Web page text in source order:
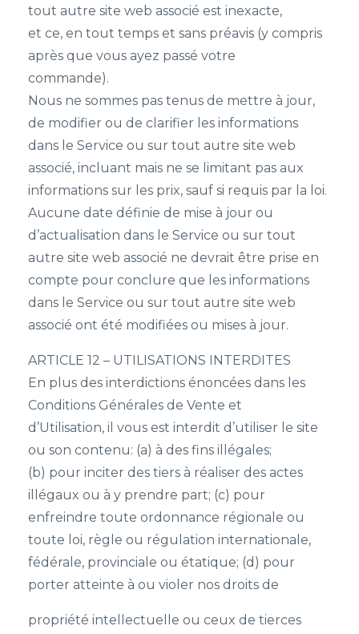
tout autre site web associé est inexacte,
et ce, en tout temps et sans préavis (y compris
après que vous ayez passé votre
commande).
Nous ne sommes pas tenus de mettre à jour,
de modifier ou de clarifier les informations
dans le Service ou sur tout autre site web
associé, incluant mais ne se limitant pas aux
informations sur les prix, sauf si requis par la loi.
Aucune date définie de mise à jour ou
d’actualisation dans le Service ou sur tout
autre site web associé ne devrait être prise en
compte pour conclure que les informations
dans le Service ou sur tout autre site web
associé ont été modifiées ou mises à jour.
ARTICLE 12 – UTILISATIONS INTERDITES
En plus des interdictions énoncées dans les
Conditions Générales de Vente et
d’Utilisation, il vous est interdit d’utiliser le site
ou son contenu: (a) à des fins illégales;
(b) pour inciter des tiers à réaliser des actes
illégaux ou à y prendre part; (c) pour
enfreindre toute ordonnance régionale ou
toute loi, règle ou régulation internationale,
fédérale, provinciale ou étatique; (d) pour
porter atteinte à ou violer nos droits de
propriété intellectuelle ou ceux de tierces